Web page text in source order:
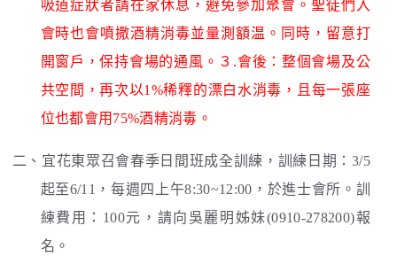
吸道症狀者請在家休息，避免參加聚會。聖徒們入
會時也會噴撒酒精消毒並量測額温。同時，留意打
開窗戶，保持會場的通風。３.會後：整個會場及公
共空間，再次以1%稀釋的漂白水消毒，且每一張座
位也都會用75%酒精消毒。
二、宜花東眾召會春季日間班成全訓練，訓練日期：3/5
起至6/11，每週四上午8:30~12:00，於進士會所。訓
練費用：100元，請向吳麗明姊妹(0910-278200)報
名。